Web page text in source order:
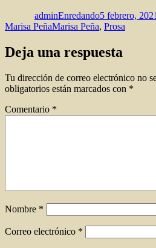
adminEnredando5 febrero,
Marisa PeñaEtiquetas
Marisa Peña, Prosa
Deja una respuesta
Tu dirección de correo electrónico no
obligatorios están marcados con *
Comentario *
Nombre *
Correo electrónico *